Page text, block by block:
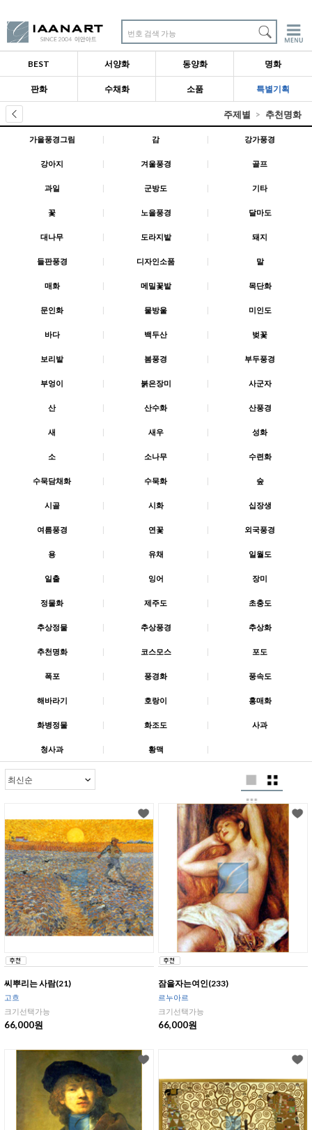
번호 검색 가능
BEST 서양화 동양화 명화
판화 수채화 소품 특별기획
주제별 추천명화
가을풍경그림 | 감 | 강가풍경
강아지 | 겨울풍경 | 골프
과일 | 군방도 | 기타
꽃 | 노을풍경 | 달마도
대나무 | 도라지밭 | 돼지
들판풍경 | 디자인소품 | 말
매화 | 메밀꽃밭 | 목단화
문인화 | 물방울 | 미인도
바다 | 백두산 | 벚꽃
보리밭 | 봄풍경 | 부두풍경
부엉이 | 붉은장미 | 사군자
산 | 산수화 | 산풍경
새 | 새우 | 성화
소 | 소나무 | 수련화
수묵담채화 | 수묵화 | 숲
시골 | 시화 | 십장생
여름풍경 | 연꽃 | 외국풍경
용 | 유채 | 일월도
일출 | 잉어 | 장미
정물화 | 제주도 | 초충도
추상정물 | 추상풍경 | 추상화
추천명화 | 코스모스 | 포도
폭포 | 풍경화 | 풍속도
해바라기 | 호랑이 | 홍매화
화병정물 | 화조도 | 사과
청사과 | 황맥 |
씨뿌리는 사람(21)
고흐
크기선택가능
66,000원
잠을자는여인(233)
르누아르
크기선택가능
66,000원